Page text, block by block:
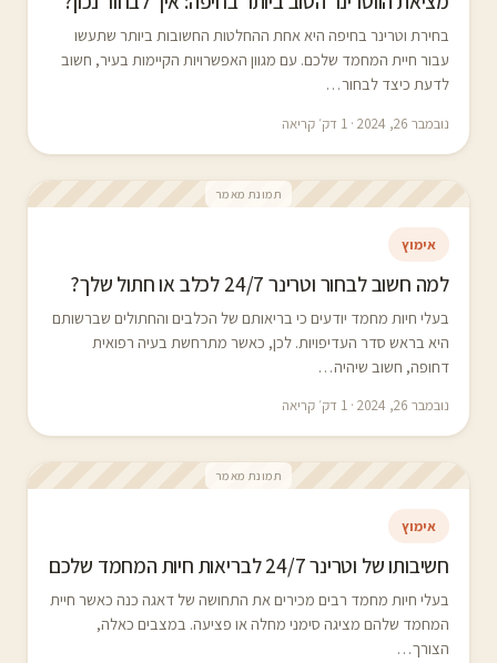
בחירת וטרינר בחיפה היא אחת ההחלטות החשובות ביותר שתעשו
עבור חיית המחמד שלכם. עם מגוון האפשרויות הקיימות בעיר, חשוב
לדעת כיצד לבחור…
נובמבר 26, 2024 · 1 דק׳ קריאה
תמונת מאמר
אימוץ
למה חשוב לבחור וטרינר 24/7 לכלב או חתול שלך?
בעלי חיות מחמד יודעים כי בריאותם של הכלבים והחתולים שברשותם
היא בראש סדר העדיפויות. לכן, כאשר מתרחשת בעיה רפואית
דחופה, חשוב שיהיה…
נובמבר 26, 2024 · 1 דק׳ קריאה
תמונת מאמר
אימוץ
חשיבותו של וטרינר 24/7 לבריאות חיות המחמד שלכם
בעלי חיות מחמד רבים מכירים את התחושה של דאגה כנה כאשר חיית
המחמד שלהם מציגה סימני מחלה או פציעה. במצבים כאלה,
הצורך…